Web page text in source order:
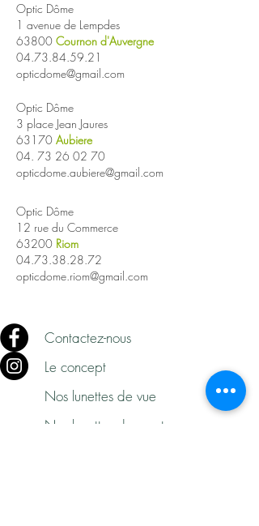
Optic Dôme
1 avenue de Lempdes
63800 Cournon d'Auvergne
04.73.84.59.21
opticdome@gmail.com
Optic Dôme
3 place Jean Jaures
63170 Aubiere
04. 73 26 02 70
opticdome.aubiere@gmail.com
Optic Dôme
12 rue du Commerce
63200 Riom
04.73.38.28.72
opticdome.riom@gmail.com
Contactez-nous
Le concept
Nos lunettes de vue
Nos lunettes de sport